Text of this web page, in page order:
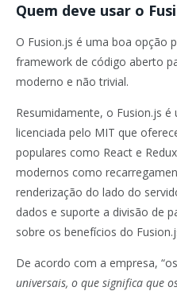
Quem deve usar o
O Fusion.js é uma boa opção
framework de código aberto
moderno e não trivial.
Resumidamente, o Fusion.js é
licenciada pelo MIT que
populares como React e
modernos como
renderização do lado do
dados e suporte a divisão de
sobre os benefícios do
De acordo com a empresa, “os
universais, o que significa que